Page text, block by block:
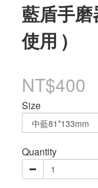
藍盾手
使用 )
NT$400
Size
Quantity